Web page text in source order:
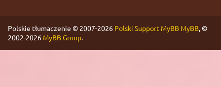
Polskie tłumaczenie © 2007-2026 Polski Support MyBB MyBB, ©
2002-2026 MyBB Group.